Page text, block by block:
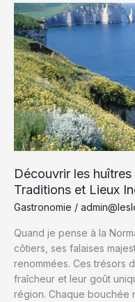
Découvrir les
Traditions et Lieux
Gastronomie /
Quand je pense à la
côtiers, ses falaises
renommées. Ces trésors
fraîcheur et leur goût
région. Chaque bouchée